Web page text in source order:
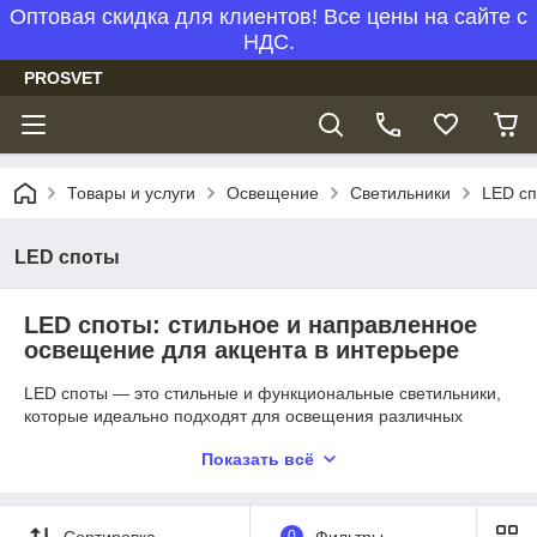
Оптовая скидка для клиентов! Все цены на сайте с
НДС.
PROSVET
Товары и услуги Освещение Светильники LED
LED споты
LED споты: стильное и направленное
освещение для акцента в интерьере
LED споты — это стильные и функциональные светильники,
которые идеально подходят для освещения различных
высокоэффективной светодиодной технологией и
использования в жилых, коммерческих и офисных
помещениях, а также для акцентного освещения в
Показать всё